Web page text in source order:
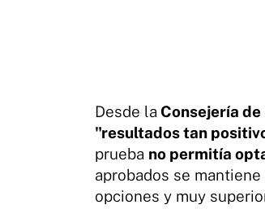
Desde la Consejería de
"resultados tan
prueba no permitía
aprobados se
opciones y muy